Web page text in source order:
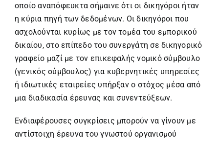
οποίο αναπόφευκτα σήμαινε ότι οι δικηγόροι ήταν
η κύρια πηγή των δεδομένων. Οι δικηγόροι που
ασχολούνται κυρίως με τον τομέα του εμπορικού
δικαίου, στο επίπεδο του συνεργάτη σε δικηγορικό
γραφείο μαζί με τον επικεφαλής νομικό σύμβουλο
(γενικός σύμβουλος) για κυβερνητικές υπηρεσίες
ή ιδιωτικές εταιρείες υπήρξαν ο στόχος μέσα από
μια διαδικασία έρευνας και συνεντεύξεων.
Ενδιαφέρουσες συγκρίσεις μπορούν να γίνουν με
αντίστοιχη έρευνα του γνωστού οργανισμού